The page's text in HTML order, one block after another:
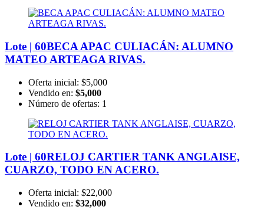
Lote | 60BECA APAC CULIACÁN: ALUMNO
MATEO ARTEAGA RIVAS.
Oferta inicial: $5,000
Vendido en: $5,000
Número de ofertas: 1
Lote | 60RELOJ CARTIER TANK ANGLAISE,
CUARZO, TODO EN ACERO.
Oferta inicial: $22,000
Vendido en: $32,000